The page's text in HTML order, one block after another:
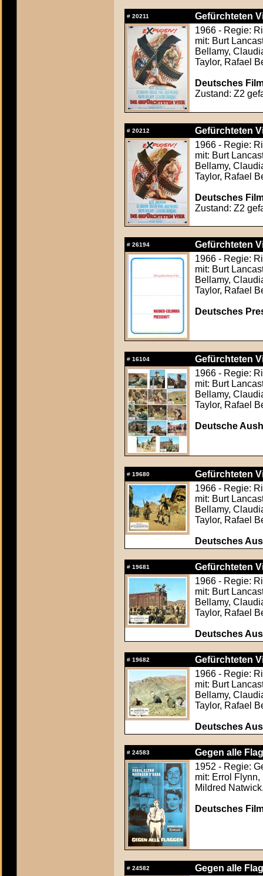
# 20211
Gefürchteten
1966 - Regie:
mit: Burt
Bellamy,
Taylor, Rafael
Deutsches
Zustand: Z2
# 20212
Gefürchteten
1966 - Regie:
mit: Burt
Bellamy,
Taylor, Rafael
Deutsches
Zustand: Z2
# 26194
Gefürchteten
1966 - Regie:
mit: Burt
Bellamy,
Taylor, Rafael
Deutsches
# 16104
Gefürchteten
1966 - Regie:
mit: Burt
Bellamy,
Taylor, Rafael
Deutsche
# 19680
Gefürchteten
1966 - Regie:
mit: Burt
Bellamy,
Taylor, Rafael
Deutsches
# 19681
Gefürchteten
1966 - Regie:
mit: Burt
Bellamy,
Taylor, Rafael
Deutsches
# 19682
Gefürchteten
1966 - Regie:
mit: Burt
Bellamy,
Taylor, Rafael
Deutsches
# 24583
Gegen alle
1952 - Regie:
mit: Errol
Mildred
Deutsches
# 24582 Gegen alle